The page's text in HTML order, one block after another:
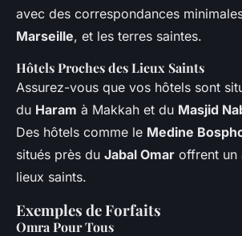
avec des correspondances
Marseille, et les terres saintes.
Hôtels Proches des Lieux Saints
Assurez-vous que vos hôtels sont
du Haram à Makkah et du Masjid
Des hôtels comme le Medine
situés près du Jabal Omar offrent un
lieux saints.
Exemples de Forfaits
Omra Pour Tous